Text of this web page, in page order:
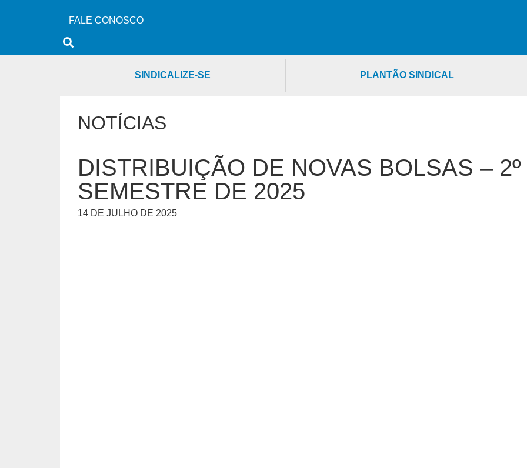
FALE CONOSCO
SINDICALIZE-SE PLANTÃO SINDICAL
NOTÍCIAS
DISTRIBUIÇÃO DE NOVAS BOLSAS – 2º
SEMESTRE DE 2025
14 DE JULHO DE 2025